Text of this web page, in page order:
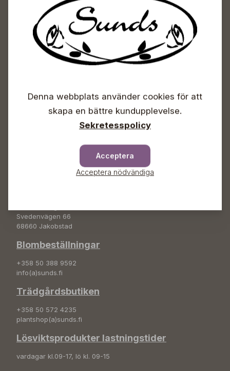
Sunds Trädgårdscenter
Lördagar 09-16
Söndagar Självbetjäning
Svedenvägen 66
68660 Jakobstad
Blombeställningar
+358 50 388 9592
info(a)sunds.fi
Trädgårdsbutiken
+358 50 572 4235
plantshop(a)sunds.fi
Lösviktsprodukter lastningstider
vardagar kl.09-17, lö kl. 09-15
Denna webbplats använder cookies för att
skapa en bättre kundupplevelse.
Sekretesspolicy
Acceptera
Acceptera nödvändiga